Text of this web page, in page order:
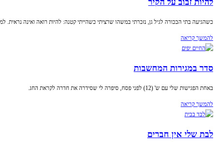
להיות זבוב על הקיר
כשהגיעה בתי הבכורה לגיל גן, נזכרתי במשהו שרציתי כשהייתי קטנה: להיות רואה ואינה נראית.
להמשך קריאה
סדר במגירות המחשבות
באחת הפגישות שלי עם ש' (12) לפני פסח, סיפרה לי שסידרה את חדרה לקראת החג.
להמשך קריאה
לבת שלי אין חברים